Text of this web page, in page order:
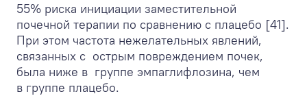
55% риска инициации заместительной
почечной терапии по сравнению с плацебо [41].
При этом частота нежелательных явлений,
связанных с острым повреждением почек,
была ниже в группе эмпаглифлозина, чем
в группе плацебо.